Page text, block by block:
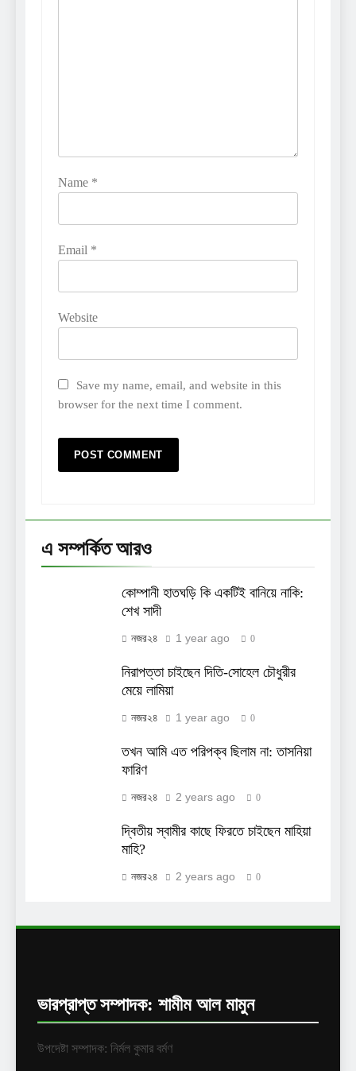
Name *
Email *
Website
Save my name, email, and website in this
browser for the next time I comment.
এ সম্পর্কিত আরও
কোম্পানী হাতঘড়ি কি একটিই বানিয়ে নাকি:
শেখ সাদী
নজর২৪ 1 year ago 0
নিরাপত্তা চাইছেন দিতি-সোহেল চৌধুরীর
মেয়ে লামিয়া
নজর২৪ 1 year ago 0
তখন আমি এত পরিপক্ব ছিলাম না: তাসনিয়া
ফারিণ
নজর২৪ 2 years ago 0
দ্বিতীয় স্বামীর কাছে ফিরতে চাইছেন মাহিয়া
মাহি?
নজর২৪ 2 years ago 0
ভারপ্রাপ্ত সম্পাদক: শামীম আল মামুন
উপদেষ্টা সম্পাদক: নির্মল কুমার বর্মণ